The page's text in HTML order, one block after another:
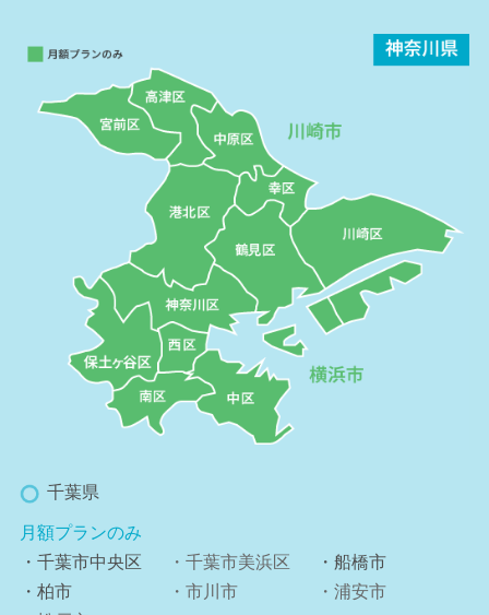
千葉県
月額プランのみ
・千葉市中央区
・千葉市美浜区
・船橋市
・柏市
・市川市
・浦安市